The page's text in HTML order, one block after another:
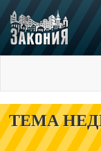
ТЕМА